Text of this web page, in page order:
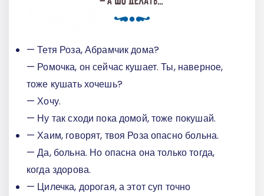
— Тетя Роза, Абрамчик дома?
— Ромочка, он сейчас кушает. Ты, наверное,
тоже кушать хочешь?
— Хочу.
— Ну так сходи пока домой, тоже покушай.
— Хаим, говорят, твоя Роза опасно больна.
— Да, больна. Но опасна она только тогда,
когда здорова.
— Цилечка, дорогая, а этот суп точно